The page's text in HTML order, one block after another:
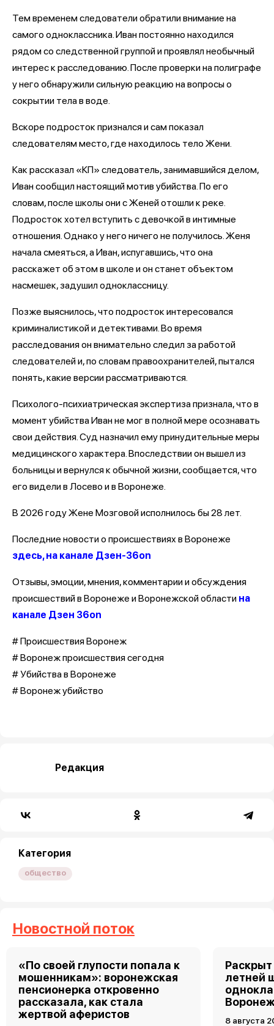
Тем временем следователи обратили внимание на
самого одноклассника. Иван постоянно находился
рядом со следственной группой и проявлял необычный
интерес к расследованию. После проверки на полиграфе
у него обнаружили сильную реакцию на вопросы о
сокрытии тела в воде.
Вскоре подросток признался и сам показал
следователям место, где находилось тело Жени.
Как рассказал «КП» следователь, занимавшийся делом,
Иван сообщил настоящий мотив убийства. По его
словам, после школы они с Женей отошли к реке.
Подросток хотел вступить с девочкой в интимные
отношения. Однако у него ничего не получилось. Женя
начала смеяться, а Иван, испугавшись, что она
расскажет об этом в школе и он станет объектом
насмешек, задушил одноклассницу.
Позже выяснилось, что подросток интересовался
криминалистикой и детективами. Во время
расследования он внимательно следил за работой
следователей и, по словам правоохранителей, пытался
понять, какие версии рассматриваются.
Психолого-психиатрическая экспертиза признала, что в
момент убийства Иван не мог в полной мере осознавать
свои действия. Суд назначил ему принудительные меры
медицинского характера. Впоследствии он вышел из
больницы и вернулся к обычной жизни, сообщается, что
его видели в Лосево и в Воронеже.
В 2026 году Жене Мозговой исполнилось бы 28 лет.
Последние новости о происшествиях в Воронеже
здесь, на канале Дзен-36on
Отзывы, эмоции, мнения, комментарии и обсуждения
происшествий в Воронеже и Воронежской области на
канале Дзен 36on
# Происшествия Воронеж
# Воронеж происшествия сегодня
# Убийства в Воронеже
# Воронеж убийство
Редакция
Категория
общество
Новостной поток
«По своей глупости попала к
мошенникам»: воронежская
пенсионерка откровенно
рассказала, как стала
жертвой аферистов
летней
8 августа